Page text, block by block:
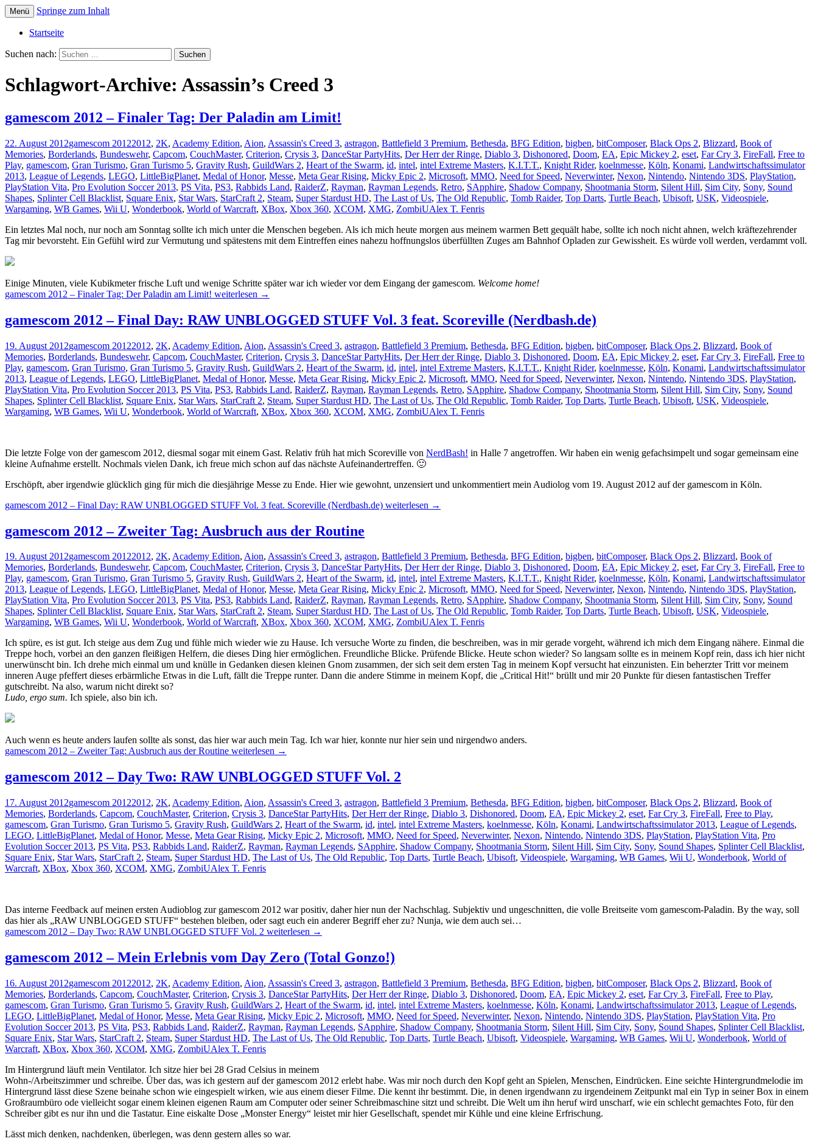
Der Dritte Spieler
Menü Springe zum Inhalt
Startseite
Suchen nach:
Schlagwort-Archive: Assassin’s Creed 3
gamescom 2012 – Finaler Tag: Der Paladin am Limit!
22. August 2012gamescom 20122012, 2K, Academy Edition, Aion, Assassin's Creed 3, astragon, Battlefield 3 Premium, Bethesda, BFG Edition, bigben, bitComposer, Black Ops 2, Blizzard, Book of
Memories, Borderlands, Bundeswehr, Capcom, CouchMaster, Criterion, Crysis 3, DanceStar PartyHits, Der Herr der Ringe, Diablo 3, Dishonored, Doom, EA, Epic Mickey 2, eset, Far Cry 3, FireFall, Free to
Play, gamescom, Gran Turismo, Gran Turismo 5, Gravity Rush, GuildWars 2, Heart of the Swarm, id, intel, intel Extreme Masters, K.I.T.T., Knight Rider, koelnmesse, Köln, Konami, Landwirtschaftssimulator
2013, League of Legends, LEGO, LittleBigPlanet, Medal of Honor, Messe, Meta Gear Rising, Micky Epic 2, Microsoft, MMO, Need for Speed, Neverwinter, Nexon, Nintendo, Nintendo 3DS, PlayStation,
PlayStation Vita, Pro Evolution Soccer 2013, PS Vita, PS3, Rabbids Land, RaiderZ, Rayman, Rayman Legends, Retro, SApphire, Shadow Company, Shootmania Storm, Silent Hill, Sim City, Sony, Sound
Shapes, Splinter Cell Blacklist, Square Enix, Star Wars, StarCraft 2, Steam, Super Stardust HD, The Last of Us, The Old Republic, Tomb Raider, Top Darts, Turtle Beach, Ubisoft, USK, Videospiele,
Wargaming, WB Games, Wii U, Wonderbook, World of Warcraft, XBox, Xbox 360, XCOM, XMG, ZombiUAlex T. Fenris
Ein letztes Mal noch, nur noch am Sonntag sollte ich mich unter die Menschen begeben. Als ich mich heute morgen aus meinem warmen Bett gequält habe, sollte ich noch nicht ahnen, welch kräftezehrender
Tag mir bevorsteht. Ein Gefühl wird zur Vermutung und spätestens mit dem Eintreffen eines nahezu hoffnungslos überfüllten Zuges am Bahnhof Opladen zur Gewissheit. Es würde voll werden, verdammt voll.
Einige Minuten, viele Kubikmeter frische Luft und wenige Schritte später war ich wieder vor dem Eingang der gamescom. Welcome home!
gamescom 2012 – Finaler Tag: Der Paladin am Limit! weiterlesen →
gamescom 2012 – Final Day: RAW UNBLOGGED STUFF Vol. 3 feat. Scoreville (Nerdbash.de)
19. August 2012gamescom 20122012, 2K, Academy Edition, Aion, Assassin's Creed 3, astragon, Battlefield 3 Premium, Bethesda, BFG Edition, bigben, bitComposer, Black Ops 2, Blizzard, Book of
Memories, Borderlands, Bundeswehr, Capcom, CouchMaster, Criterion, Crysis 3, DanceStar PartyHits, Der Herr der Ringe, Diablo 3, Dishonored, Doom, EA, Epic Mickey 2, eset, Far Cry 3, FireFall, Free to
Play, gamescom, Gran Turismo, Gran Turismo 5, Gravity Rush, GuildWars 2, Heart of the Swarm, id, intel, intel Extreme Masters, K.I.T.T., Knight Rider, koelnmesse, Köln, Konami, Landwirtschaftssimulator
2013, League of Legends, LEGO, LittleBigPlanet, Medal of Honor, Messe, Meta Gear Rising, Micky Epic 2, Microsoft, MMO, Need for Speed, Neverwinter, Nexon, Nintendo, Nintendo 3DS, PlayStation,
PlayStation Vita, Pro Evolution Soccer 2013, PS Vita, PS3, Rabbids Land, RaiderZ, Rayman, Rayman Legends, Retro, SApphire, Shadow Company, Shootmania Storm, Silent Hill, Sim City, Sony, Sound
Shapes, Splinter Cell Blacklist, Square Enix, Star Wars, StarCraft 2, Steam, Super Stardust HD, The Last of Us, The Old Republic, Tomb Raider, Top Darts, Turtle Beach, Ubisoft, USK, Videospiele,
Wargaming, WB Games, Wii U, Wonderbook, World of Warcraft, XBox, Xbox 360, XCOM, XMG, ZombiUAlex T. Fenris
Die letzte Folge von der gamescom 2012, diesmal sogar mit einem Gast. Relativ früh hat mich Scoreville von NerdBash! in Halle 7 angetroffen. Wir haben ein wenig gefachsimpelt und sogar gemeinsam eine
kleine Aufnahme erstellt. Nochmals vielen Dank, ich freue mich schon auf das nächste Aufeinandertreffen. 🙂
Erschöpft, aber irgendwie glücklich ging für mich die diesjährige Messe zu Ende. Hier wie gewohnt, unzensiert und unkommentiert mein Audiolog vom 19. August 2012 auf der gamescom in Köln.
gamescom 2012 – Final Day: RAW UNBLOGGED STUFF Vol. 3 feat. Scoreville (Nerdbash.de) weiterlesen →
gamescom 2012 – Zweiter Tag: Ausbruch aus der Routine
19. August 2012gamescom 20122012, 2K, Academy Edition, Aion, Assassin's Creed 3, astragon, Battlefield 3 Premium, Bethesda, BFG Edition, bigben, bitComposer, Black Ops 2, Blizzard, Book of
Memories, Borderlands, Bundeswehr, Capcom, CouchMaster, Criterion, Crysis 3, DanceStar PartyHits, Der Herr der Ringe, Diablo 3, Dishonored, Doom, EA, Epic Mickey 2, eset, Far Cry 3, FireFall, Free to
Play, gamescom, Gran Turismo, Gran Turismo 5, Gravity Rush, GuildWars 2, Heart of the Swarm, id, intel, intel Extreme Masters, K.I.T.T., Knight Rider, koelnmesse, Köln, Konami, Landwirtschaftssimulator
2013, League of Legends, LEGO, LittleBigPlanet, Medal of Honor, Messe, Meta Gear Rising, Micky Epic 2, Microsoft, MMO, Need for Speed, Neverwinter, Nexon, Nintendo, Nintendo 3DS, PlayStation,
PlayStation Vita, Pro Evolution Soccer 2013, PS Vita, PS3, Rabbids Land, RaiderZ, Rayman, Rayman Legends, Retro, SApphire, Shadow Company, Shootmania Storm, Silent Hill, Sim City, Sony, Sound
Shapes, Splinter Cell Blacklist, Square Enix, Star Wars, StarCraft 2, Steam, Super Stardust HD, The Last of Us, The Old Republic, Tomb Raider, Top Darts, Turtle Beach, Ubisoft, USK, Videospiele,
Wargaming, WB Games, Wii U, Wonderbook, World of Warcraft, XBox, Xbox 360, XCOM, XMG, ZombiUAlex T. Fenris
Ich spüre, es ist gut. Ich steige aus dem Zug und fühle mich wieder wie zu Hause. Ich versuche Worte zu finden, die beschreiben, was in mir gerade vorgeht, während ich mich dem Eingang nähere. Einmal die
Treppe hoch, vorbei an den ganzen fleißigen Helfern, die dieses Ding hier ermöglichen. Freundliche Blicke. Prüfende Blicke. Heute schon wieder? So langsam sollte es in meinem Kopf rein, dass ich hier nicht
unerwünscht bin. Ich drehe mich einmal um und knülle in Gedanken diesen kleinen Gnom zusammen, der sich seit dem ersten Tag in meinem Kopf versucht hat einzunisten. Ein beherzter Tritt vor meinem
inneren Auge pfeffert dieses erbärmliche Etwas in die Luft, fällt die Treppe runter. Dann die andere Stimme in meinem Kopf, die „Critical Hit!“ brüllt und mir 20 Punkte für diesen fantastischen Treffer
gutschreibt. Na also, warum nicht direkt so?
Ludo, ergo sum. Ich spiele, also bin ich.
Auch wenn es heute anders laufen sollte als sonst, das hier war auch mein Tag. Ich war hier, konnte nur hier sein und nirgendwo anders.
gamescom 2012 – Zweiter Tag: Ausbruch aus der Routine weiterlesen →
gamescom 2012 – Day Two: RAW UNBLOGGED STUFF Vol. 2
17. August 2012gamescom 20122012, 2K, Academy Edition, Aion, Assassin's Creed 3, astragon, Battlefield 3 Premium, Bethesda, BFG Edition, bigben, bitComposer, Black Ops 2, Blizzard, Book of
Memories, Borderlands, Capcom, CouchMaster, Criterion, Crysis 3, DanceStar PartyHits, Der Herr der Ringe, Diablo 3, Dishonored, Doom, EA, Epic Mickey 2, eset, Far Cry 3, FireFall, Free to Play,
gamescom, Gran Turismo, Gran Turismo 5, Gravity Rush, GuildWars 2, Heart of the Swarm, id, intel, intel Extreme Masters, koelnmesse, Köln, Konami, Landwirtschaftssimulator 2013, League of Legends,
LEGO, LittleBigPlanet, Medal of Honor, Messe, Meta Gear Rising, Micky Epic 2, Microsoft, MMO, Need for Speed, Neverwinter, Nexon, Nintendo, Nintendo 3DS, PlayStation, PlayStation Vita, Pro
Evolution Soccer 2013, PS Vita, PS3, Rabbids Land, RaiderZ, Rayman, Rayman Legends, SApphire, Shadow Company, Shootmania Storm, Silent Hill, Sim City, Sony, Sound Shapes, Splinter Cell Blacklist,
Square Enix, Star Wars, StarCraft 2, Steam, Super Stardust HD, The Last of Us, The Old Republic, Top Darts, Turtle Beach, Ubisoft, Videospiele, Wargaming, WB Games, Wii U, Wonderbook, World of
Warcraft, XBox, Xbox 360, XCOM, XMG, ZombiUAlex T. Fenris
Das interne Feedback auf meinen ersten Audioblog zur gamescom 2012 war positiv, daher hier nun der Nachschlag. Subjektiv und ungeschnitten, die volle Breitseite vom gamescom-Paladin. By the way, soll
das hier als „RAW UNBLOGGED STUFF“ bestehen bleiben, oder sagt euch ein anderer Begriff eher zu? Nunja, wie dem auch sei…
gamescom 2012 – Day Two: RAW UNBLOGGED STUFF Vol. 2 weiterlesen →
gamescom 2012 – Mein Erlebnis vom Day Zero (Total Gonzo!)
16. August 2012gamescom 20122012, 2K, Academy Edition, Aion, Assassin's Creed 3, astragon, Battlefield 3 Premium, Bethesda, BFG Edition, bigben, bitComposer, Black Ops 2, Blizzard, Book of
Memories, Borderlands, Capcom, CouchMaster, Criterion, Crysis 3, DanceStar PartyHits, Der Herr der Ringe, Diablo 3, Dishonored, Doom, EA, Epic Mickey 2, eset, Far Cry 3, FireFall, Free to Play,
gamescom, Gran Turismo, Gran Turismo 5, Gravity Rush, GuildWars 2, Heart of the Swarm, id, intel, intel Extreme Masters, koelnmesse, Köln, Konami, Landwirtschaftssimulator 2013, League of Legends,
LEGO, LittleBigPlanet, Medal of Honor, Messe, Meta Gear Rising, Micky Epic 2, Microsoft, MMO, Need for Speed, Neverwinter, Nexon, Nintendo, Nintendo 3DS, PlayStation, PlayStation Vita, Pro
Evolution Soccer 2013, PS Vita, PS3, Rabbids Land, RaiderZ, Rayman, Rayman Legends, SApphire, Shadow Company, Shootmania Storm, Silent Hill, Sim City, Sony, Sound Shapes, Splinter Cell Blacklist,
Square Enix, Star Wars, StarCraft 2, Steam, Super Stardust HD, The Last of Us, The Old Republic, Top Darts, Turtle Beach, Ubisoft, Videospiele, Wargaming, WB Games, Wii U, Wonderbook, World of
Warcraft, XBox, Xbox 360, XCOM, XMG, ZombiUAlex T. Fenris
Im Hintergrund läuft mein Ventilator. Ich sitze hier bei 28 Grad Celsius in meinem
Wohn-/Arbeitszimmer und schreibe. Über das, was ich gestern auf der gamescom 2012 erlebt habe. Was mir noch durch den Kopf geht an Spielen, Menschen, Eindrücken. Eine seichte Hintergrundmelodie im
Hintergrund lässt diese Szene beinahe schon wie eingespielt wirken, wie aus einem dieser Filme. Die kennt ihr bestimmt. Die, in denen irgendwann zu irgendeinem Zeitpunkt mal ein Typ in seiner Box in einem
Großraumbüro ode vielleicht sogar einem kleinen eigenen Raum am Computer oder seiner Schreibmaschine sitzt und schreibt. Die Welt um ihn heruf wird unscharf, wie ein schlecht gemachtes Foto, für den
Schreiber gibt es nur ihn und die Tastatur. Eine eiskalte Dose „Monster Energy“ leistet mir hier Gesellschaft, spendet mir Kühle und eine kleine Erfrischung.
Lässt mich denken, nachdenken, überlegen, was denn gestern alles so war.